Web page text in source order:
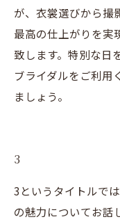
が、衣裳選びから撮
最高の仕上がりを実
致します。特別な日
ブライダルをご利用
ましょう。
3
3というタイトルで
の魅力についてお話